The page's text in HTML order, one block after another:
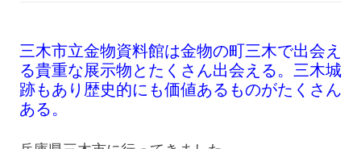
三木市立金物資料館は金物の町三木で出会え
る貴重な展示物とたくさん出会える。三木城
跡もあり歴史的にも価値あるものがたくさん
ある。